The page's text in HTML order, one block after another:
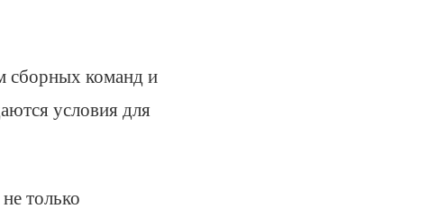
сборных команд и
условия для
только